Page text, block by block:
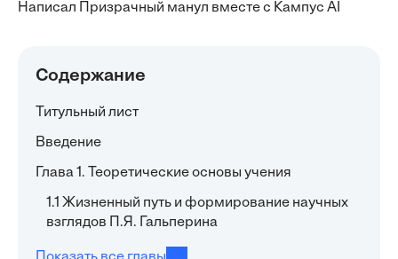
Написал Призрачный манул вместе с Кампус AI
Содержание
Титульный лист
Введение
Глава 1. Теоретические основы учения
1.1 Жизненный путь и формирование научных
взглядов П.Я. Гальперина